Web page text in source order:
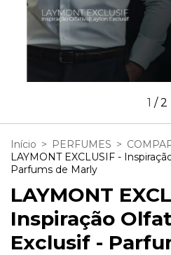
1 /2
Início > PERFUMES >
LAYMONT EXCLUSIF -
Parfums de Marly
LAYMONT
Inspiração
Exclusif -